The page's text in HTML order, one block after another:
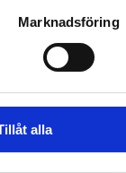
Marknadsföring
alla